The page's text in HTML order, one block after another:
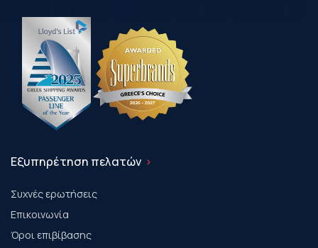
Εξυπηρέτηση πελατών
Συχνές ερωτήσεις
Επικοινωνία
Όροι επιβίβασης